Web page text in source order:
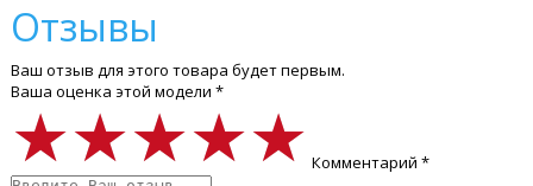
Отзывы
Ваш отзыв для этого товара будет первым.
Ваша оценка этой модели *
★★★★★
★★★★★
★★★★★ Комментарий *